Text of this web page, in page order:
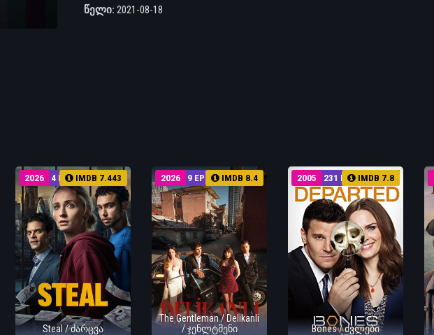
წელი: 2021-08-18
4 EP
2026 IMDB 7.443
Steal / ძარცვა
9 EP
2026 IMDB 8.4
The Gentleman / Delikanli
/ ჯენლტმენი
231 EP
2005 IMDB 7.8
Bones / ძვლები